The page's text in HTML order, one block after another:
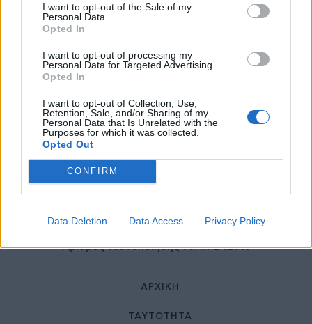
I want to opt-out of the Sale of my
Personal Data.
Opted In
I want to opt-out of processing my
Personal Data for Targeted Advertising.
Opted In
I want to opt-out of Collection, Use,
Retention, Sale, and/or Sharing of my
Personal Data that Is Unrelated with the
Purposes for which it was collected.
Opted Out
CONFIRM
Data Deletion Data Access Privacy Policy
27 Φεβρουαρίου 2026
© HealthStories - All rights reserved.
Αριθμός Πιστοποίησης Μ.Η.Τ.242013
ΑΡΧΙΚΉ
ΤΑΥΤΌΤΗΤΑ